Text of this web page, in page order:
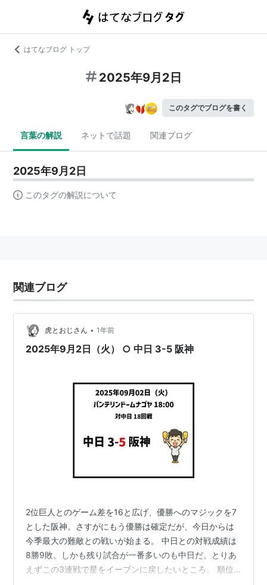
はてなブログ トップ
2025年9月2日
このタグでブログを書く
言葉の解説 ネットで話題 関連ブログ
2025年9月2日
このタグの解説について
関連ブログ
虎とおじさん • 1年前
2025年9月2日（火） ○ 中日 3-5 阪神
2位巨人とのゲーム差を16と広げ、優勝へのマジックを7
とした阪神。さすがにもう優勝は確定だが、今日からは
今季最大の難敵との戦いが始まる。 中日との対戦成績は
8勝9敗。しかも残り試合が一番多いのも中日だ。とりあ
えずこの3連戦で星をイーブンに戻したいところ。 順位